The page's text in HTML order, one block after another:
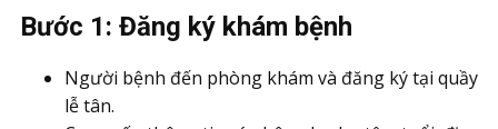
Bước 1: Đăng ký khám bệnh
Người bệnh đến phòng khám và đăng ký tại quầy
lễ tân.